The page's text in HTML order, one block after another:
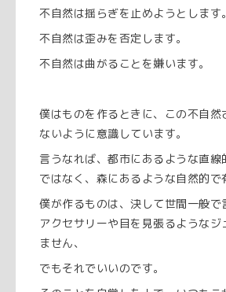
不自然は揺らぎを止めようとします。
不自然は歪みを否定します。
不自然は曲がることを嫌います。
僕はものを作るときに、この不自然
ないように意識しています。
言うなれば、都市にあるような直線
ではなく、森にあるような自然的で
僕が作るものは、決して世間一般で
アクセサリーや目を見張るようなジ
ません、
でもそれでいいのです。